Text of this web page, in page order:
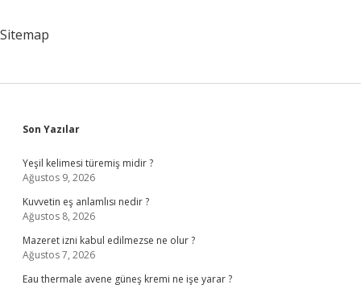
Sitemap
Sidebar
Son Yazılar
Yeşil kelimesi türemiş midir ?
Ağustos 9, 2026
Kuvvetin eş anlamlısı nedir ?
Ağustos 8, 2026
Mazeret izni kabul edilmezse ne olur ?
Ağustos 7, 2026
Eau thermale avene güneş kremi ne işe yarar ?